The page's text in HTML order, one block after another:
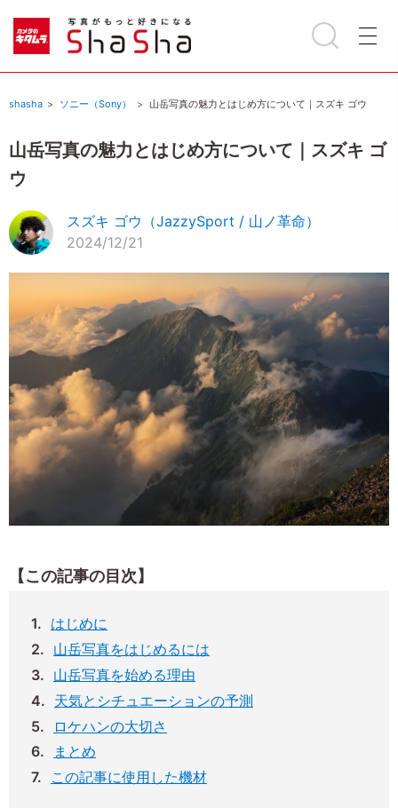
shasha ソニー（Sony） 山岳写真の魅力とはじめ方について｜スズキ ゴウ
山岳写真の魅力とはじめ方について｜スズキ ゴ
ウ
スズキ ゴウ（JazzySport / 山ノ革命）
2024/12/21
【この記事の目次】
はじめに
山岳写真をはじめるには
山岳写真を始める理由
天気とシチュエーションの予測
ロケハンの大切さ
まとめ
この記事に使用した機材